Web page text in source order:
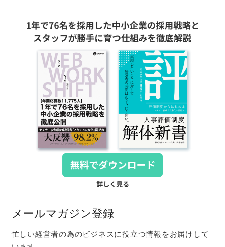
メールマガジン登録
忙しい経営者の為のビジネスに役立つ情報をお届けして